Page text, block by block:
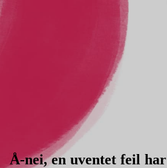
Å-nei, en uventet feil